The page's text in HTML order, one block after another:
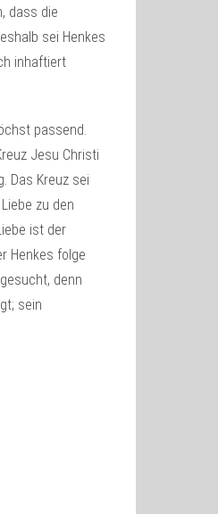
dass die
sei Henkes
inhaftiert
passend.
Jesu Christi
Das Kreuz sei
zu den
ist der
Henkes folge
denn
sein